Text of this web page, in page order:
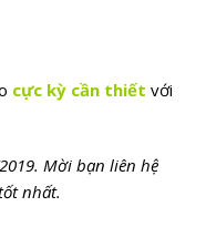
cực kỳ cần thiết với
Mời bạn liên hệ
nhất.